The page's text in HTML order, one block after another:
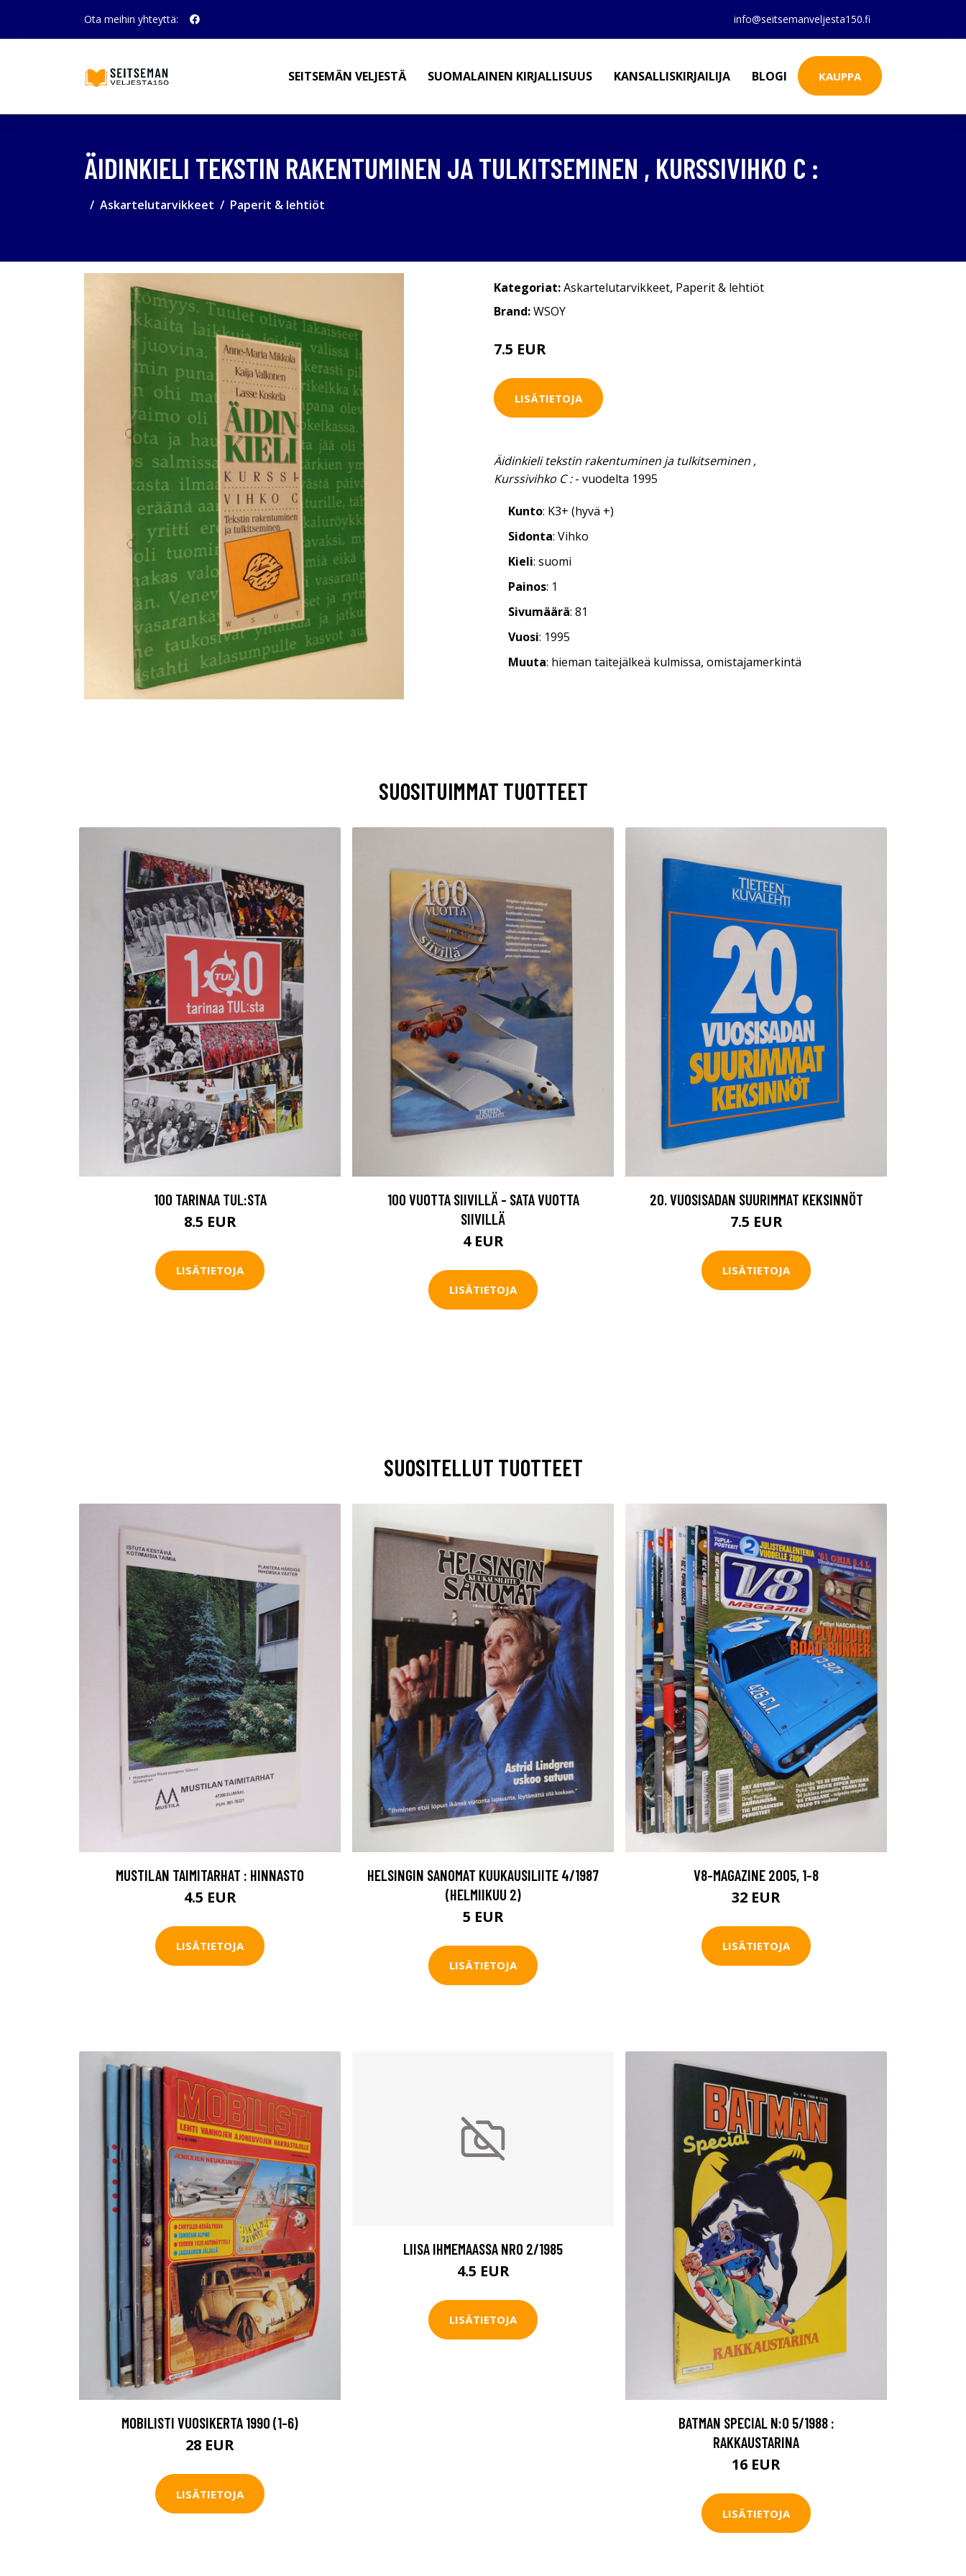
Ota meihin yhteyttä: info@seitsemanveljesta150.fi
SEITSEMÄN VELJESTÄ SUOMALAINEN KIRJALLISUUS KANSALLISKIRJAILIJA BLOGI KAUPPA
ÄIDINKIELI TEKSTIN RAKENTUMINEN JA TULKITSEMINEN , KURSSIVIHKO C :
Askartelutarvikkeet Paperit & lehtiöt
Kategoriat:Askartelutarvikkeet, Paperit & lehtiöt
Brand:WSOY
7.5 EUR
LISÄTIETOJA
Äidinkieli tekstin rakentuminen ja tulkitseminen ,
Kurssivihko C :- vuodelta 1995
Kunto: K3+ (hyvä +)
Sidonta: Vihko
Kieli: suomi
Painos: 1
Sivumäärä: 81
Vuosi: 1995
Muuta: hieman taitejälkeä kulmissa, omistajamerkintä
SUOSITUIMMAT TUOTTEET
100 TARINAA TUL:STA
8.5 EUR
LISÄTIETOJA
100 VUOTTA SIIVILLÄ - SATA VUOTTA
SIIVILLÄ
4 EUR
LISÄTIETOJA
20. VUOSISADAN SUURIMMAT KEKSINNÖT
7.5 EUR
LISÄTIETOJA
SUOSITELLUT TUOTTEET
MUSTILAN TAIMITARHAT : HINNASTO
4.5 EUR
LISÄTIETOJA
HELSINGIN SANOMAT KUUKAUSILIITE 4/1987
(HELMIIKUU 2)
5 EUR
LISÄTIETOJA
V8-MAGAZINE 2005, 1-8
32 EUR
LISÄTIETOJA
MOBILISTI VUOSIKERTA 1990 (1-6)
28 EUR
LISÄTIETOJA
LIISA IHMEMAASSA NRO 2/1985
4.5 EUR
LISÄTIETOJA
BATMAN SPECIAL N:O 5/1988 :
RAKKAUSTARINA
16 EUR
LISÄTIETOJA